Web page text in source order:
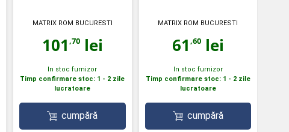
MATRIX ROM BUCURESTI
101 ,70lei
In stoc furnizor
Timp confirmare stoc: 1 - 2 zile
lucratoare
cumpără
MATRIX ROM BUCURESTI
61 ,60lei
In stoc furnizor
Timp confirmare stoc: 1 - 2 zile
lucratoare
cumpără